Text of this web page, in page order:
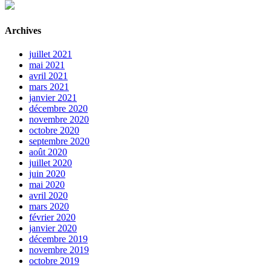
Archives
juillet 2021
mai 2021
avril 2021
mars 2021
janvier 2021
décembre 2020
novembre 2020
octobre 2020
septembre 2020
août 2020
juillet 2020
juin 2020
mai 2020
avril 2020
mars 2020
février 2020
janvier 2020
décembre 2019
novembre 2019
octobre 2019